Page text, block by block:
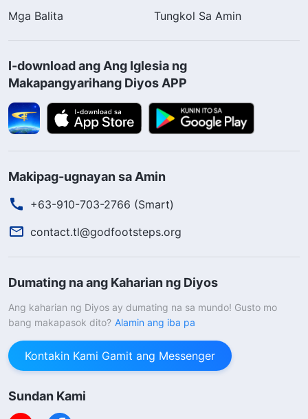
Mga Balita
Tungkol Sa Amin
I-download ang Ang Iglesia ng
Makapangyarihang Diyos APP
Makipag-ugnayan sa Amin
+63-910-703-2766 (Smart)
contact.tl@godfootsteps.org
Dumating na ang Kaharian ng Diyos
Ang kaharian ng Diyos ay dumating na sa mundo! Gusto mo
bang makapasok dito? Alamin ang iba pa
Kontakin Kami Gamit ang Messenger
Sundan Kami